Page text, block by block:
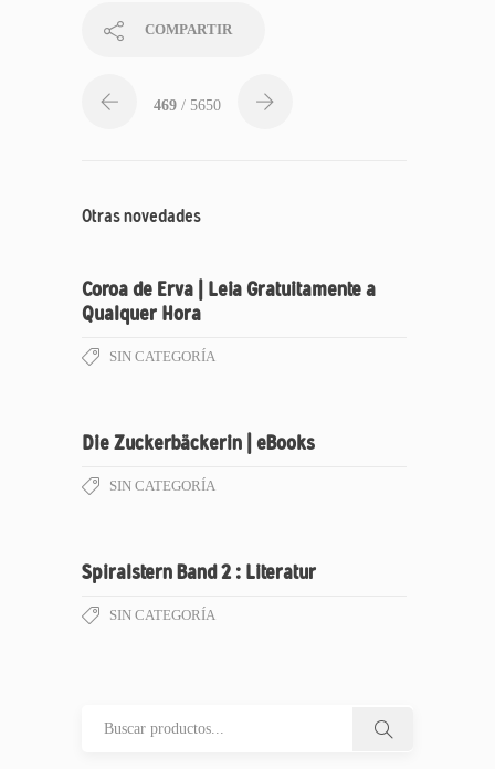
COMPARTIR
469 / 5650
Otras novedades
Coroa de Erva | Leia Gratuitamente a
Qualquer Hora
SIN CATEGORÍA
Die Zuckerbäckerin | eBooks
SIN CATEGORÍA
Spiralstern Band 2 : Literatur
SIN CATEGORÍA